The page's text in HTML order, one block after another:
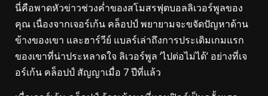
นี่คือพาดหัวข่าวช่วงค่ำของสโมสรฟุตบอลลิเวอร์พูลของ
คุณ เนื่องจากเจอร์เก้น คล็อปป์ พยายามจะขจัดปัญหาด้าน
ข้างของเขา และฮาร์วีย์ แบลร์เล่าถึงการประเดิมเกมแรก
ของเขาที่น่าประหลาดใจ ลิเวอร์พูล ‘ไปต่อไม่ได้’ อย่างที่เจ
อร์เก้น คล็อปป์ สัญญาเมื่อ 7 ปีที่แล้ว